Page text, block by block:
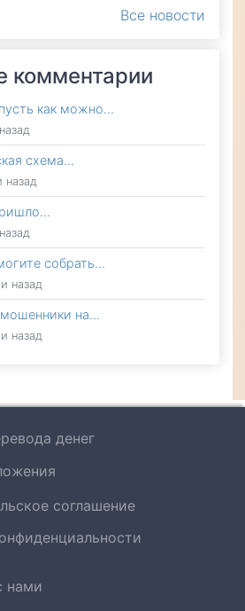
Все новости
комментарии
как можно…
схема…
назад
собрать…
назад
на…
назад
нами
соглашение
денег